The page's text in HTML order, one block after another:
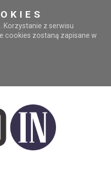
Korzystanie z serwisu
cookies zostaną zapisane w